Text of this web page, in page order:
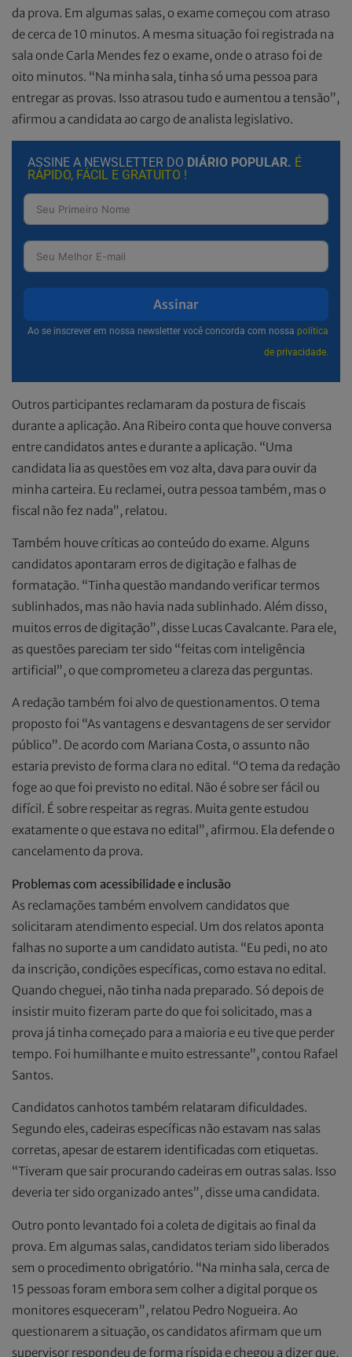
da prova. Em algumas salas, o exame começou com atraso
de cerca de 10 minutos. A mesma situação foi registrada na
sala onde Carla Mendes fez o exame, onde o atraso foi de
oito minutos. “Na minha sala, tinha só uma pessoa para
entregar as provas. Isso atrasou tudo e aumentou a tensão”,
afirmou a candidata ao cargo de analista legislativo.
ASSINE A NEWSLETTER DO DIÁRIO POPULAR. É
RÁPIDO, FÁCIL E GRATUITO !
Assinar
Ao se inscrever em nossa newsletter você concorda com nossa política
de privacidade.
Outros participantes reclamaram da postura de fiscais
durante a aplicação. Ana Ribeiro conta que houve conversa
entre candidatos antes e durante a aplicação. “Uma
candidata lia as questões em voz alta, dava para ouvir da
minha carteira. Eu reclamei, outra pessoa também, mas o
fiscal não fez nada”, relatou.
Também houve críticas ao conteúdo do exame. Alguns
candidatos apontaram erros de digitação e falhas de
formatação. “Tinha questão mandando verificar termos
sublinhados, mas não havia nada sublinhado. Além disso,
muitos erros de digitação”, disse Lucas Cavalcante. Para ele,
as questões pareciam ter sido “feitas com inteligência
artificial”, o que comprometeu a clareza das perguntas.
A redação também foi alvo de questionamentos. O tema
proposto foi “As vantagens e desvantagens de ser servidor
público”. De acordo com Mariana Costa, o assunto não
estaria previsto de forma clara no edital. “O tema da redação
foge ao que foi previsto no edital. Não é sobre ser fácil ou
difícil. É sobre respeitar as regras. Muita gente estudou
exatamente o que estava no edital”, afirmou. Ela defende o
cancelamento da prova.
Problemas com acessibilidade e inclusão
As reclamações também envolvem candidatos que
solicitaram atendimento especial. Um dos relatos aponta
falhas no suporte a um candidato autista. “Eu pedi, no ato
da inscrição, condições específicas, como estava no edital.
Quando cheguei, não tinha nada preparado. Só depois de
insistir muito fizeram parte do que foi solicitado, mas a
prova já tinha começado para a maioria e eu tive que perder
tempo. Foi humilhante e muito estressante”, contou Rafael
Santos.
Candidatos canhotos também relataram dificuldades.
Segundo eles, cadeiras específicas não estavam nas salas
corretas, apesar de estarem identificadas com etiquetas.
“Tiveram que sair procurando cadeiras em outras salas. Isso
deveria ter sido organizado antes”, disse uma candidata.
Outro ponto levantado foi a coleta de digitais ao final da
prova. Em algumas salas, candidatos teriam sido liberados
sem o procedimento obrigatório. “Na minha sala, cerca de
15 pessoas foram embora sem colher a digital porque os
monitores esqueceram”, relatou Pedro Nogueira. Ao
questionarem a situação, os candidatos afirmam que um
supervisor respondeu de forma ríspida e chegou a dizer que,